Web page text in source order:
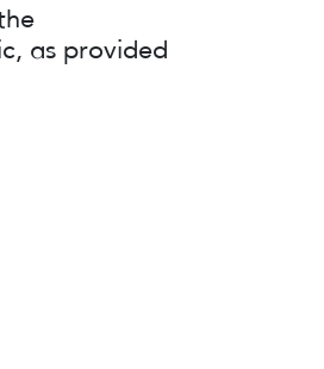
as provided